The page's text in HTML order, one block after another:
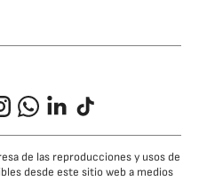
WhatsappLinkedIn
TikTok
de las reproducciones y usos de
desde este sitio web a medios